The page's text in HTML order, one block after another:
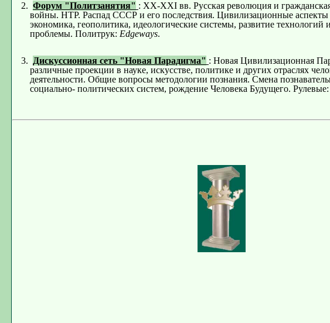
2. Форум "Политзанятия" : XX-XXI вв. Русская революция и
войны. НТР. Распад СССР и его последствия. Цивилизационные аспекты
экономика, геополитика, идеологические системы, развитие технологий
проблемы. Политрук: Edgeways.
3. Дискуссионная сеть "Новая Парадигма" : Новая Цивилизационная
различные проекции в науке, искусстве, политике и других отраслях
деятельности. Общие вопросы методологии познания. Смена
социально- политических систем, рождение Человека Будущего. Рулевые: